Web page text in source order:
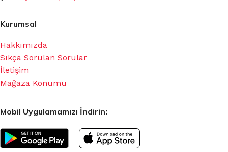
Kurumsal
Hakkımızda
Sıkça Sorulan Sorular
İletişim
Mağaza Konumu
Mobil Uygulamamızı İndirin: